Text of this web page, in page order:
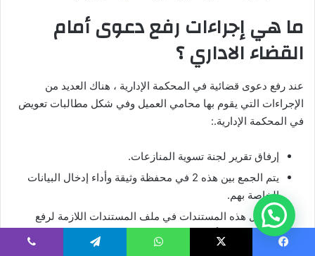
ما هي إجراءات رفع دعوى أمام
القضاء الاداري ؟
عند رفع دعوى قضائية في المحكمة الإدارية ، هناك العديد من
الإجراءات التي يقوم بها محامي العميل وفي شكل مطالبات تعويض
في المحكمة الإدارية.:
إرفاق تقرير لجنة تسوية المنازعات.
يتم الجمع بين هذه 2 في محفظة وثيقة وأداء إدخال البيانات
الخاصة بهم.
ضع كل هذه المستندات في ملف المستندات اللازمة لرفع
دعوى قضائية أمام المحكمة الإدارية في ملف القضية.